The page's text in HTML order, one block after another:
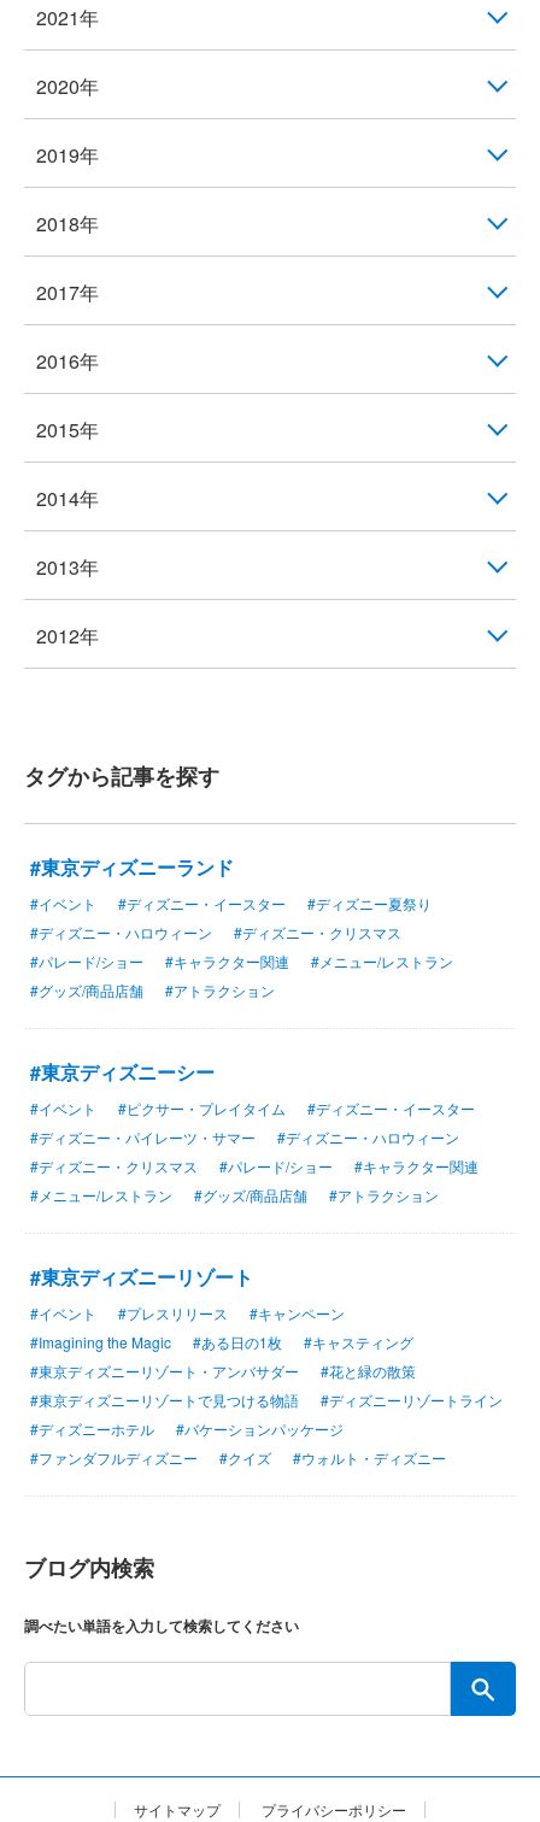
2021年
2020年
2019年
2018年
2017年
2016年
2015年
2014年
2013年
2012年
タグから記事を探す
#東京ディズニーランド
#イベント #ディズニー・イースター
#ディズニー夏祭り
#ディズニー・ハロウィーン
#ディズニー・クリスマス
#パレード/ショー
#キャラクター関連
#メニュー/レストラン
#グッズ/商品店舗
#アトラクション
#東京ディズニーシー
#イベント #ピクサー・プレイタイム
#ディズニー・イースター
#ディズニー・パイレーツ・サマー
#ディズニー・ハロウィーン
#ディズニー・クリスマス
#パレード/ショー
#キャラクター関連
#メニュー/レストラン
#グッズ/商品店舗 #アトラクション
#東京ディズニーリゾート
#イベント #プレスリリース
#キャンペーン
#Imagining the Magic
#ある日の1枚
#キャスティング
#東京ディズニーリゾート・アンバサダー
#花と緑の散策
#東京ディズニーリゾートで見つける物語
#ディズニーリゾートライン
#ディズニーホテル
#バケーションパッケージ
#ファンダフルディズニー
#クイズ #ウォルト・ディズニー
ブログ内検索
調べたい単語を入力して検索してください
サイトマップ プライバシーポリシー